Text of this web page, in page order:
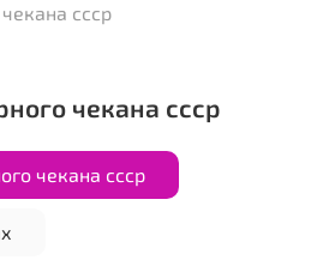
ссср
чекана ссср
чекана ссср